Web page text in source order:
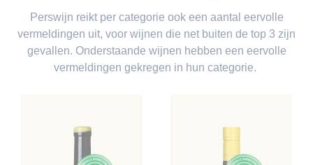
Perswijn reikt per categorie ook een aantal eervolle
vermeldingen uit, voor wijnen die net buiten de top 3 zijn
gevallen. Onderstaande wijnen hebben een eervolle
vermeldingen gekregen in hun categorie.